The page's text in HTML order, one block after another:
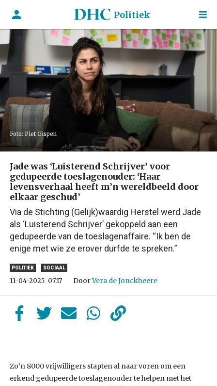
Politiek
Foto: Piet Gispen
Jade was ‘Luisterend Schrijver’ voor
gedupeerde toeslagenouder: ‘Haar
levensverhaal heeft m’n wereldbeeld door
elkaar geschud’
Via de Stichting (Gelijk)waardig Herstel werd Jade
als ‘Luisterend Schrijver’ gekoppeld aan een
gedupeerde van de toeslagenaffaire. “Ik ben de
enige met wie ze erover durfde te spreken.”
POLITIEK SOCIAAL
11-04-2025 07:17 DoorVera de Jonckheere
Zo’n 8000 vrijwilligers stapten al naar voren om een
erkend gedupeerde toeslagenouder te helpen met het